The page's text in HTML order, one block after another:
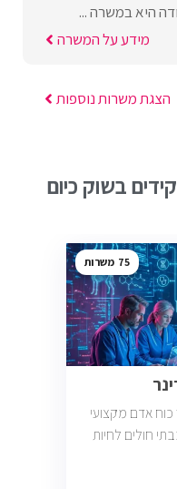
היא במשרה ...
מידע על המשרה
הצגת משרות נוספות
בשוק כיום
75
אדם מקצועי
חולים לחיות